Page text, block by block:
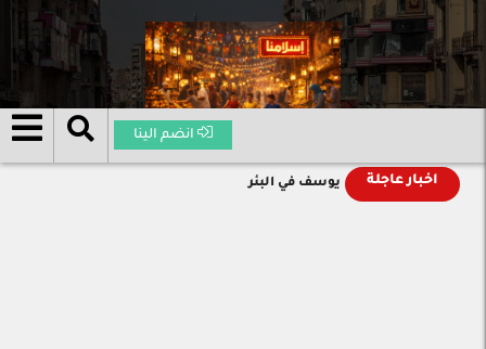
انضم الينا
اخبار عاجلة يوسف في البئر